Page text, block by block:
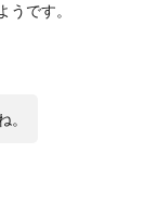
です。
。